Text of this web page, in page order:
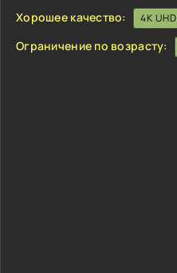
Хорошее качество:
4K UHD
Ограничение по возрасту: